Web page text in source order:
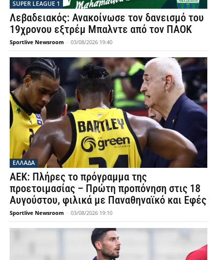
SUPER LEAGUE 1
Λεβαδειακός: Ανακοίνωσε τον δανεισμό του
19χρονου εξτρέμ Μπαλντε από τον ΠΑΟΚ
Sportlive Newsroom - 03/08/2026 19:40
ΕΛΛΑΔΑ
ΑΕΚ: Πλήρες το πρόγραμμα της
προετοιμασίας – Πρώτη προπόνηση στις 18
Αυγούστου, φιλικά με Παναθηναϊκό και Εφές
Sportlive Newsroom - 03/08/2026 19:10